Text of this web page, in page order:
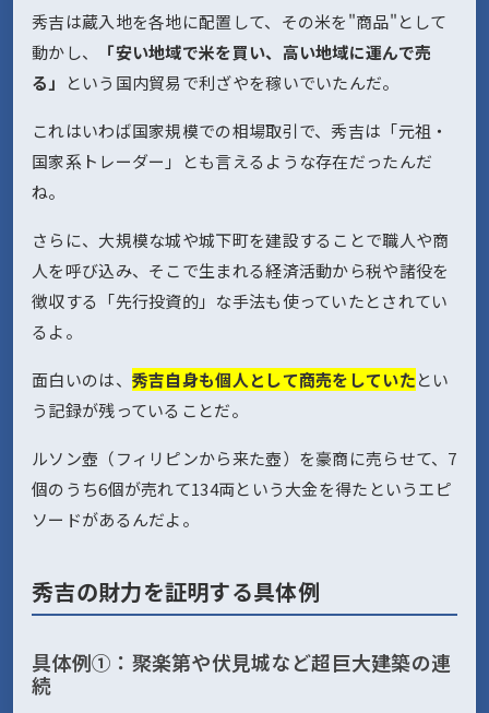
秀吉は蔵入地を各地に配置して、その米を"商品"として
動かし、
「安い地域で米を買い、高い地域に運んで売
る」
という国内貿易で利ざやを稼いでいたんだ。
これはいわば国家規模での相場取引で、秀吉は「元祖・
国家系トレーダー」とも言えるような存在だったんだ
ね。
さらに、大規模な城や城下町を建設することで職人や商
人を呼び込み、そこで生まれる経済活動から税や諸役を
徴収する「先行投資的」な手法も使っていたとされてい
るよ。
面白いのは、 秀吉自身も個人として商売をしていたとい
う記録が残っていることだ。
ルソン壺（フィリピンから来た壺）を豪商に売らせて、7
個のうち6個が売れて134両という大金を得たというエピ
ソードがあるんだよ。
秀吉の財力を証明する具体例
具体例①：聚楽第や伏見城など超巨大建築の連
続